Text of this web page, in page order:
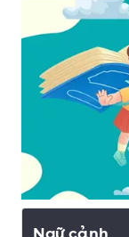
Ngữ cảnh